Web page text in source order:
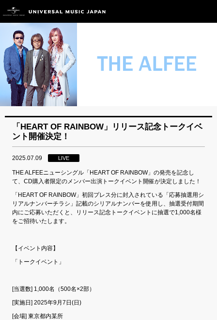
「HEART OF RAINBOW」リリース記念トークイベ
ント開催決定！
2025.07.09 LIVE
THE ALFEEニューシングル「HEART OF RAINBOW」の発売を記念し
て、CD購入者限定のメンバー出演トークイベント開催が決定しました！
「HEART OF RAINBOW」初回プレス分に封入されている「応募抽選用シ
リアルナンバーチラシ」記載のシリアルナンバーを使用し、抽選受付期間
内にご応募いただくと、リリース記念トークイベントに抽選で1,000名様
をご招待いたします。
【イベント内容】
「トークイベント」
[当選数] 1,000名（500名×2部）
[実施日] 2025年9月7日(日)
[会場] 東京都内某所